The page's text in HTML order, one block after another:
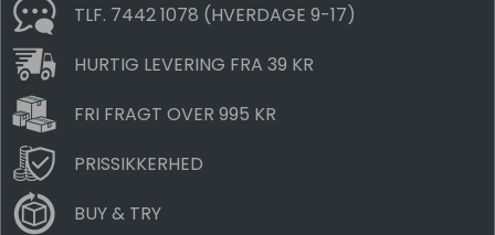
TLF. 7442 1078 (HVERDAGE 9-17)
HURTIG LEVERING FRA 39 KR
FRI FRAGT OVER 995 KR
PRISSIKKERHED
BUY & TRY